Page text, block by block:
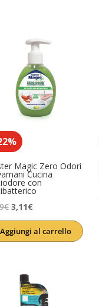
Magic Zero Odori
Cucina
con
€ Il
prezzo
originale
3,11€Il
prezzo
attuale
Aggiungi al carrello